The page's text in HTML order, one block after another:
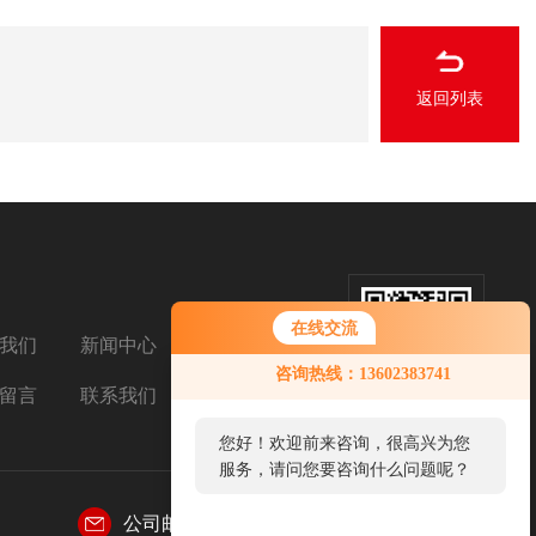
在线交流
咨询热线：13602383741
您好！欢迎前来咨询，很高兴为您
服务，请问您要咨询什么问题呢？
您好，看您停留很久了，是否找到
了需求产品，您可以直接在线与我
返回列表
们 新闻中心
言 联系我们
公司邮箱：